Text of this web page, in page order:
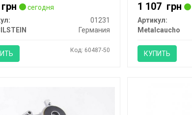
грн
сегодня
01231
Германия
Код: 60487-50
1 107 грн
Артикул:
Metalcaucho
КУПИТЬ